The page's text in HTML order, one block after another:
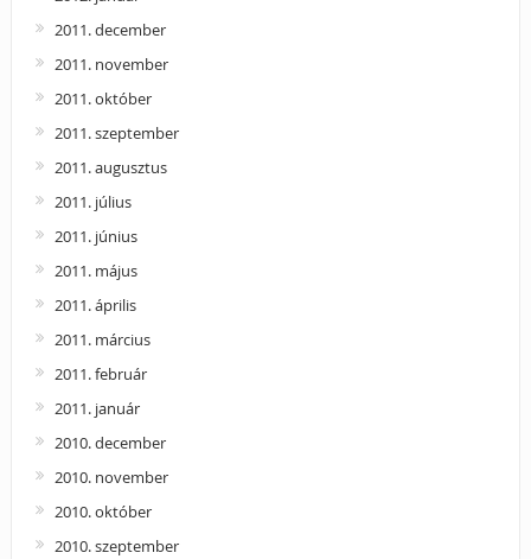
2011. december
2011. november
2011. október
2011. szeptember
2011. augusztus
2011. július
2011. június
2011. május
2011. április
2011. március
2011. február
2011. január
2010. december
2010. november
2010. október
2010. szeptember